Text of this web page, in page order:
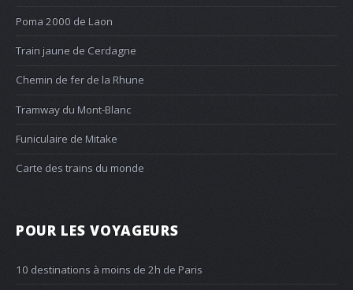
Poma 2000 de Laon
Train jaune de Cerdagne
Chemin de fer de la Rhune
Tramway du Mont-Blanc
Funiculaire de Mitake
Carte des trains du monde
POUR LES VOYAGEURS
10 destinations à moins de 2h de Paris